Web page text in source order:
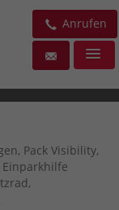
Anrufen
Pack Visibility,
Einparkhilfe